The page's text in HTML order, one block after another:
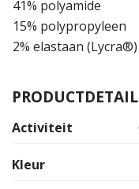
41% polyamide
15% polypropyleen
2% elastaan (Lycra®)
Activiteit
Kleur